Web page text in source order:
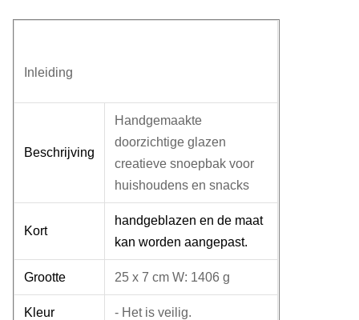
Inleiding
Beschrijving
Handgemaakte
doorzichtige glazen
creatieve snoepbak voor
huishoudens en snacks
Kort
handgeblazen en de maat
kan worden aangepast.
Grootte 25 x 7 cm W: 1406 g
Kleur - Het is veilig.